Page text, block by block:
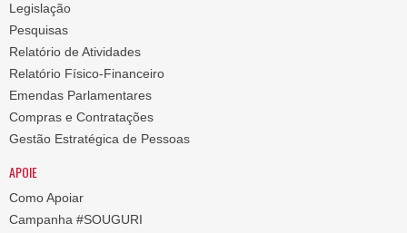
Legislação
Pesquisas
Relatório de Atividades
Relatório Físico-Financeiro
Emendas Parlamentares
Compras e Contratações
Gestão Estratégica de Pessoas
APOIE
Como Apoiar
Campanha #SOUGURI